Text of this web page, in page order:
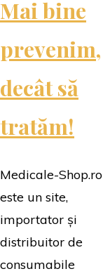
Mai bine
prevenim,
decât să
tratăm!
Medicale-Shop.ro
este un site,
importator și
distribuitor de
consumabile